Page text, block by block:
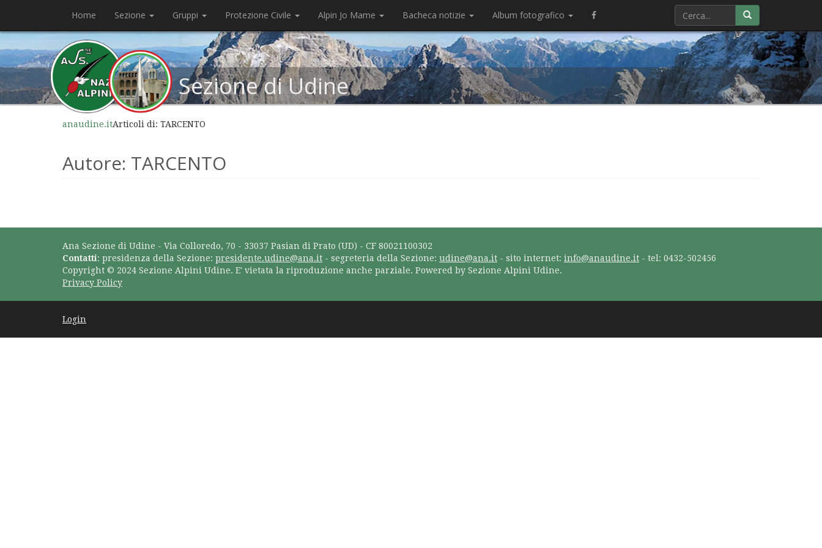
Home Sezione Gruppi Protezione Civile Alpin Jo Mame Bacheca notizie Album fotografico
Sezione di Udine
anaudine.itArticoli di: TARCENTO
Autore: TARCENTO
Ana Sezione di Udine - Via Colloredo, 70 - 33037 Pasian di Prato (UD) - CF 80021100302
Contatti: presidenza della Sezione: presidente.udine@ana.it - segreteria della Sezione: udine@ana.it - sito internet: info@anaudine.it - tel: 0432-502456
Copyright © 2024 Sezione Alpini Udine. E' vietata la riproduzione anche parziale. Powered by Sezione Alpini Udine.
Privacy Policy
Login